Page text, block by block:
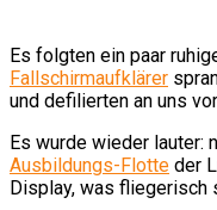
Es folgten ein paar
Fallschirmaufklärer
und defilierten an uns
Es wurde wieder lauter:
Ausbildungs-Flotte der
Display, was fliegerisch